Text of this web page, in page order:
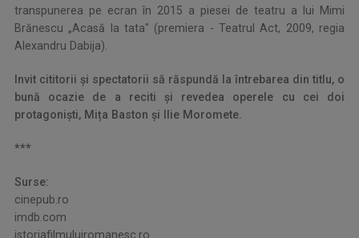
transpunerea pe ecran în 2015 a piesei de teatru a lui Mimi
Brănescu „Acasă la tata" (premiera - Teatrul Act, 2009, regia
Alexandru Dabija).
Invit cititorii și spectatorii să răspundă la întrebarea din titlu, o
bună ocazie de a reciti și revedea operele cu cei doi
protagoniști, Mița Baston și Ilie Moromete.
***
Surse:
cinepub.ro
imdb.com
istoriafilmuluiromanesc.ro